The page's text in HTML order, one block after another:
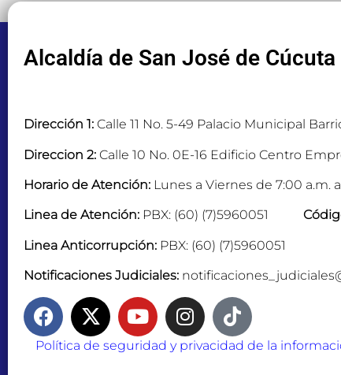
Alcaldía de San José de Cúcuta
Dirección 1: Calle 11 No. 5-49 Palacio Municipal
Direccion 2: Calle 10 No. 0E-16 Edificio Centro
Horario de Atención: Lunes a Viernes de 7:00 a.m.
Linea de Atención: PBX: (60) (7)5960051
Linea Anticorrupción: PBX: (60) (7)5960051
Notificaciones Judiciales:
Política de seguridad y privacidad de la